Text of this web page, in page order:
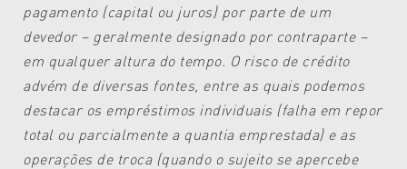
pagamento (capital ou juros) por parte de um
devedor – geralmente designado por contraparte –
em qualquer altura do tempo. O risco de crédito
advém de diversas fontes, entre as quais podemos
destacar os empréstimos individuais (falha em repor
total ou parcialmente a quantia emprestada) e as
operações de troca (quando o sujeito se apercebe